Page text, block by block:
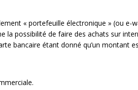
« portefeuille électronique » (ou e-
la possibilité de faire des achats sur
bancaire étant donné qu’un montant